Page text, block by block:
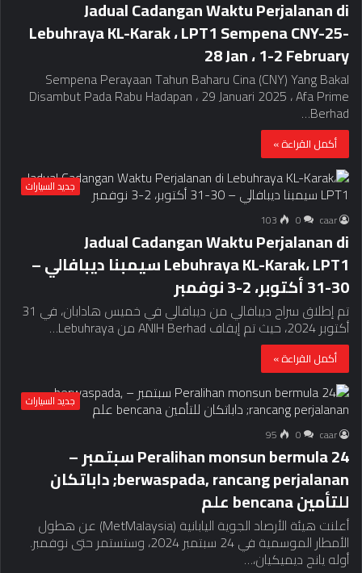
Jadual Cadangan Waktu Perjalanan di
Lebuhraya KL-Karak ، LPT1 Sempena CNY-25-
28 Jan ، 1-2 February
Sempena Perayaan Tahun Baharu Cina (CNY) Yang Bakal
Disambut Pada Rabu Hadapan ، 29 Januari 2025 ، Afa Prime
Berhad…
أكمل القراءة »
جديد السيارات
caar
0
103
Jadual Cadangan Waktu Perjalanan di
Lebuhraya KL-Karak، LPT1 سيمبنا ديبافالي –
30-31 أكتوبر، 2-3 نوفمبر
تم إطلاق سراح ديبافالي من ديبافالي في خميس هادابان، في 31
أكتوبر 2024، حيث تم إيقاف ANIH Berhad من Lebuhraya…
أكمل القراءة »
جديد السيارات
caar
0
95
Peralihan monsun bermula 24 سبتمبر –
berwaspada, rancang perjalanan; داباتكان
للتأمين bencana علم
أعلنت هيئة الأرصاد الجوية اليابانية (MetMalaysia) عن هطول
الأمطار الموسمية في 24 سبتمبر 2024، وستستمر حتى نوفمبر.
أوله يانج ديميكيان،…